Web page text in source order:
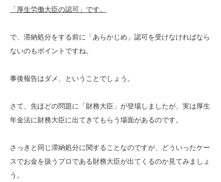
「厚生労働大臣の認可」です。
で、滞納処分をする前に「あらかじめ」認可を受けなければなら
ないのもポイントですね。
事後報告はダメ、ということでしょう。
さて、先ほどの問題に「財務大臣」が登場しましたが、実は厚生
年金法に財務大臣に出てきてもらう場面があるのです。
さっきと同じ滞納処分に関することなのですが、どういったケー
スでお金を扱うプロである財務大臣が出てくるのか見てみましょ
う。